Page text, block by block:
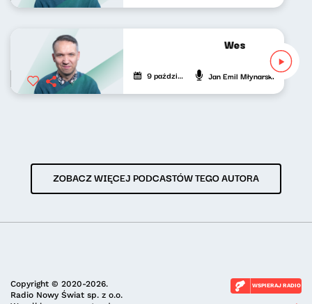
Wesoła fala
9 października 2022 Jan Emil Młynarski
ZOBACZ WIĘCEJ PODCASTÓW TEGO AUTORA
Copyright © 2020-2026.
Radio Nowy Świat sp. z o.o.
WSPIERAJ RADIO